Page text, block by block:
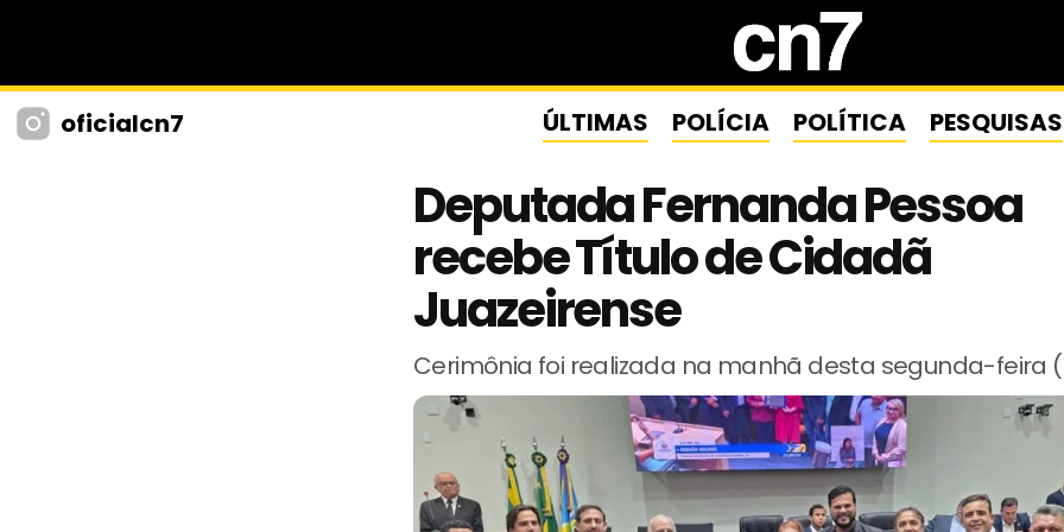
oficialcn7 ÚLTIMAS POLÍCIA POLÍTICA PESQUISAS
Deputada Fernanda Pessoa
recebe Título de Cidadã
Juazeirense
Cerimônia foi realizada na manhã desta segunda-feira